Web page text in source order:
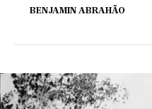
BENJAMIN ABRAHÃO